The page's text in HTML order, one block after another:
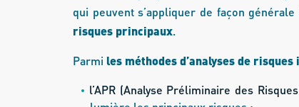
qui peuvent s’appliquer de façon
risques principaux.
Parmi les méthodes d’analyses de
l’APR (Analyse Préliminaire des